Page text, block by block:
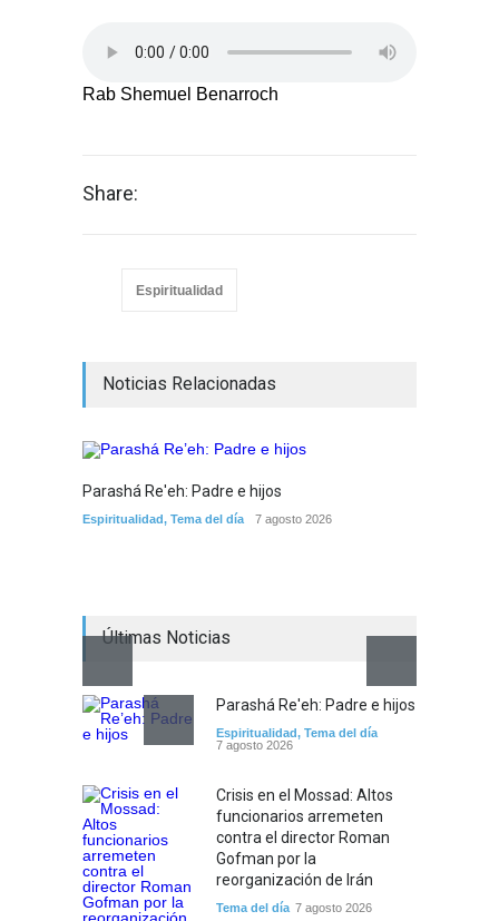
Rab Shemuel Benarroch
Share:
Espiritualidad
Noticias Relacionadas
Parashá Re'eh: Padre e hijos
Espiritualidad, Tema del día 7 agosto 2026
Últimas Noticias
Parashá Re'eh: Padre e hijos
Espiritualidad, Tema del día
7 agosto 2026
Crisis en el Mossad: Altos
funcionarios arremeten
contra el director Roman
Gofman por la
reorganización de Irán
Tema del día 7 agosto 2026